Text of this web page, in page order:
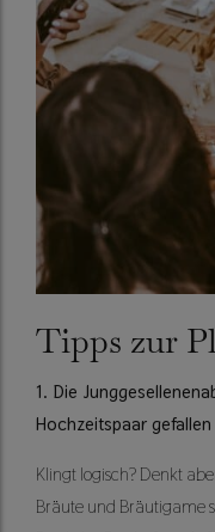
Tipps zur
1. Die
Hochzeitspaar gefallen
Klingt logisch? Denkt
Bräute und Bräutigame